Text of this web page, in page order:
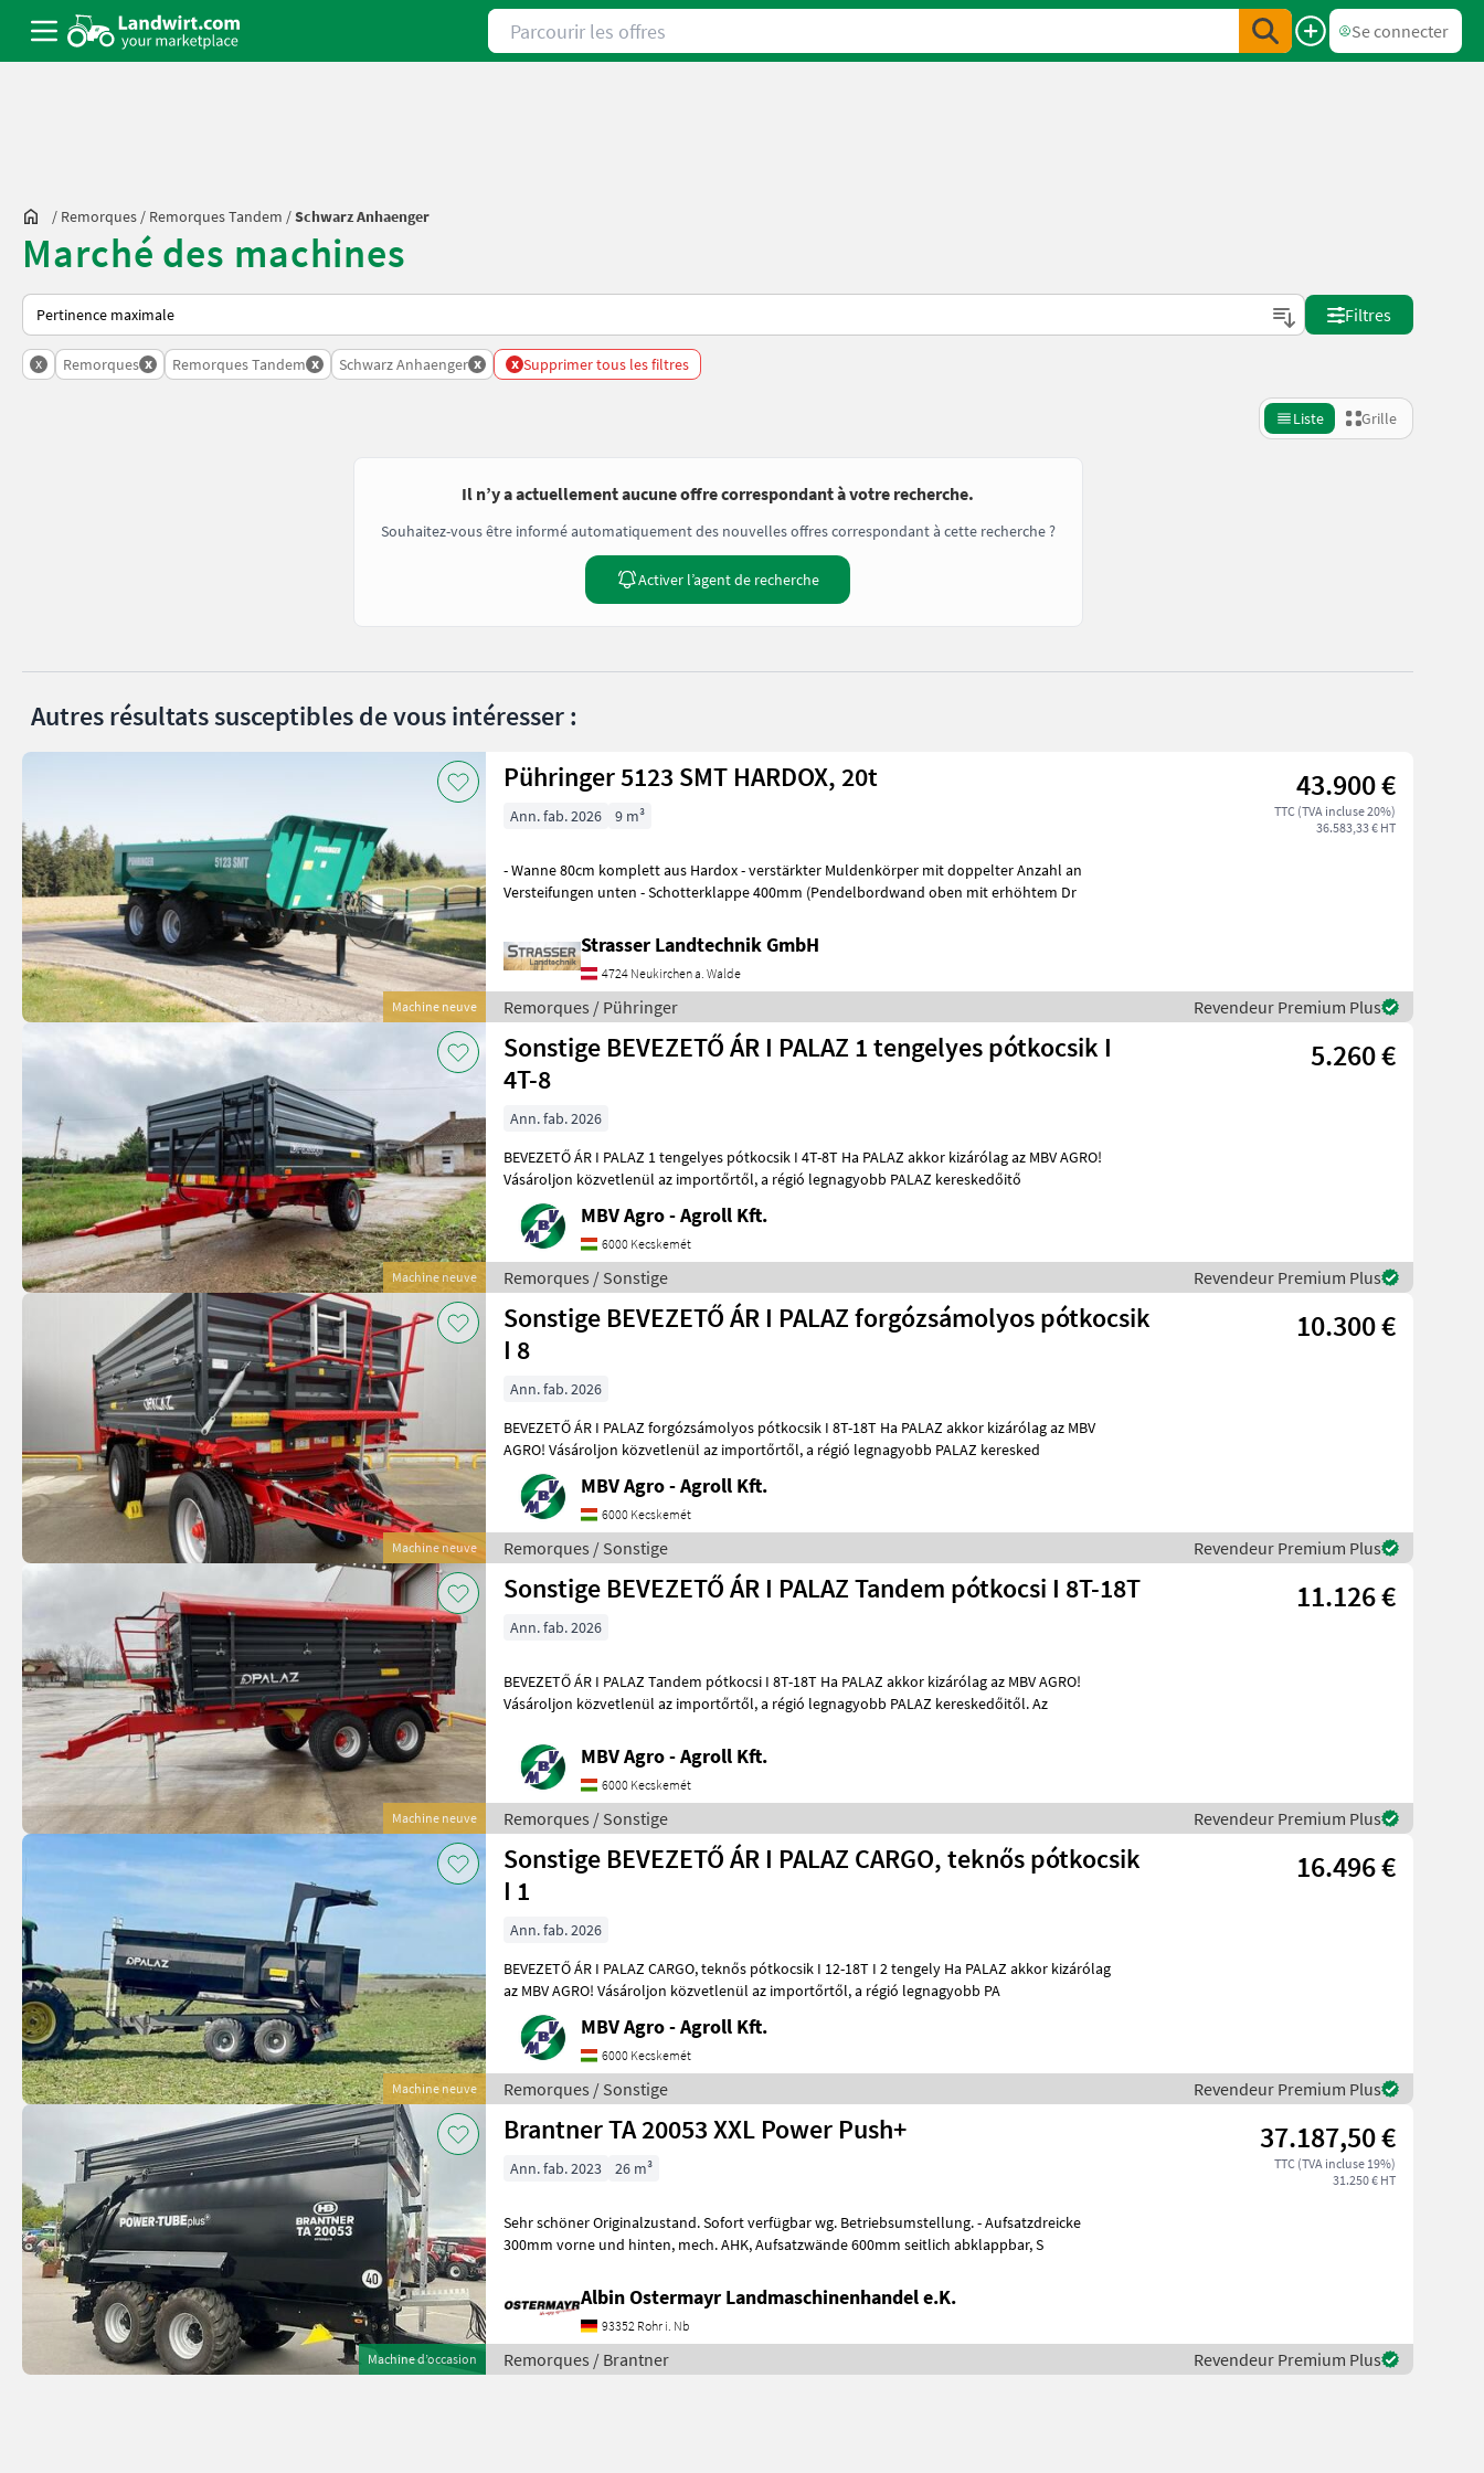
Parcourir les offres
Se connecter
/ Remorques / Remorques Tandem /Schwarz Anhaenger
Marché des machines
Voici comment les annonces sont triées sur Landwirt.com
Filtres
x Remorques x Remorques Tandem x Schwarz Anhaenger x x Supprimer tous les filtres
Liste Grille
Il n’y a actuellement aucune offre correspondant à votre recherche.
Souhaitez-vous être informé automatiquement des nouvelles offres correspondant à cette recherche ?
Activer l’agent de recherche
Autres résultats susceptibles de vous intéresser :
Machine neuve
Pühringer 5123 SMT HARDOX, 20t 43.900 €
TTC (TVA incluse 20%)
36.583,33 € HT
Ann. fab. 2026 9 m³
- Wanne 80cm komplett aus Hardox - verstärkter Muldenkörper mit doppelter Anzahl an
Versteifungen unten - Schotterklappe 400mm (Pendelbordwand oben mit erhöhtem Dr
Strasser Landtechnik GmbH
4724 Neukirchen a. Walde
Remorques / Pühringer Revendeur Premium Plus
Machine neuve
Sonstige BEVEZETŐ ÁR I PALAZ 1 tengelyes pótkocsik I
4T-8
5.260 €
Ann. fab. 2026
BEVEZETŐ ÁR I PALAZ 1 tengelyes pótkocsik I 4T-8T Ha PALAZ akkor kizárólag az MBV AGRO!
Vásároljon közvetlenül az importőrtől, a régió legnagyobb PALAZ kereskedőitő
MBV Agro - Agroll Kft.
6000 Kecskemét
Remorques / Sonstige Revendeur Premium Plus
Machine neuve
Sonstige BEVEZETŐ ÁR I PALAZ forgózsámolyos pótkocsik
I 8
10.300 €
Ann. fab. 2026
BEVEZETŐ ÁR I PALAZ forgózsámolyos pótkocsik I 8T-18T Ha PALAZ akkor kizárólag az MBV
AGRO! Vásároljon közvetlenül az importőrtől, a régió legnagyobb PALAZ keresked
MBV Agro - Agroll Kft.
6000 Kecskemét
Remorques / Sonstige Revendeur Premium Plus
Machine neuve
Sonstige BEVEZETŐ ÁR I PALAZ Tandem pótkocsi I 8T-18T 11.126 €
Ann. fab. 2026
BEVEZETŐ ÁR I PALAZ Tandem pótkocsi I 8T-18T Ha PALAZ akkor kizárólag az MBV AGRO!
Vásároljon közvetlenül az importőrtől, a régió legnagyobb PALAZ kereskedőitől. Az
MBV Agro - Agroll Kft.
6000 Kecskemét
Remorques / Sonstige Revendeur Premium Plus
Machine neuve
Sonstige BEVEZETŐ ÁR I PALAZ CARGO, teknős pótkocsik
I 1
16.496 €
Ann. fab. 2026
BEVEZETŐ ÁR I PALAZ CARGO, teknős pótkocsik I 12-18T I 2 tengely Ha PALAZ akkor kizárólag
az MBV AGRO! Vásároljon közvetlenül az importőrtől, a régió legnagyobb PA
MBV Agro - Agroll Kft.
6000 Kecskemét
Remorques / Sonstige Revendeur Premium Plus
Machine d’occasion
Brantner TA 20053 XXL Power Push+ 37.187,50 €
TTC (TVA incluse 19%)
31.250 € HT
Ann. fab. 2023 26 m³
Sehr schöner Originalzustand. Sofort verfügbar wg. Betriebsumstellung. - Aufsatzdreicke
300mm vorne und hinten, mech. AHK, Aufsatzwände 600mm seitlich abklappbar, S
Albin Ostermayr Landmaschinenhandel e.K.
93352 Rohr i. Nb
Remorques / Brantner Revendeur Premium Plus